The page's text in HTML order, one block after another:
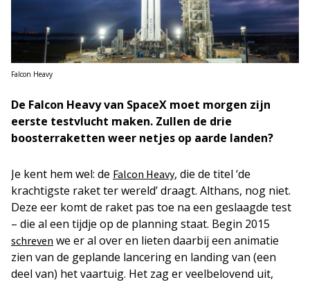
Falcon Heavy
De Falcon Heavy van SpaceX moet morgen zijn
eerste testvlucht maken. Zullen de drie
boosterraketten weer netjes op aarde landen?
Je kent hem wel: de Falcon Heavy, die de titel ‘de
krachtigste raket ter wereld’ draagt. Althans, nog niet.
Deze eer komt de raket pas toe na een geslaagde test
– die al een tijdje op de planning staat. Begin 2015
schreven we er al over en lieten daarbij een animatie
zien van de geplande lancering en landing van (een
deel van) het vaartuig. Het zag er veelbelovend uit,